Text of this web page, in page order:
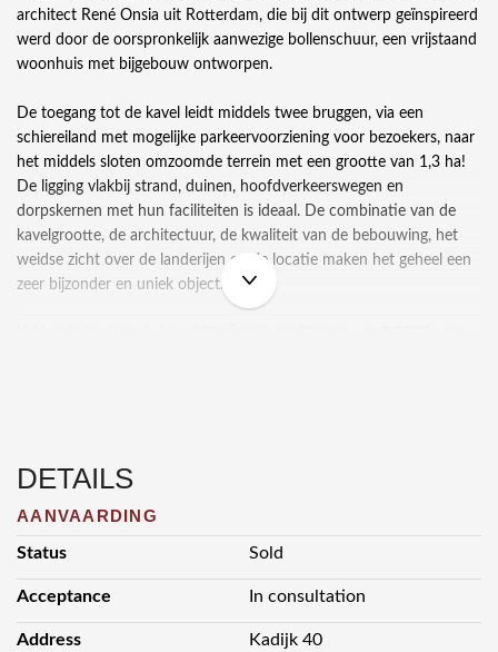
architect René Onsia uit Rotterdam, die bij dit ontwerp geïnspireerd
werd door de oorspronkelijk aanwezige bollenschuur, een vrijstaand
woonhuis met bijgebouw ontworpen.
De toegang tot de kavel leidt middels twee bruggen, via een
schiereiland met mogelijke parkeervoorziening voor bezoekers, naar
het middels sloten omzoomde terrein met een grootte van 1,3 ha!
De ligging vlakbij strand, duinen, hoofdverkeerswegen en
dorpskernen met hun faciliteiten is ideaal. De combinatie van de
kavelgrootte, de architectuur, de kwaliteit van de bebouwing, het
weidse zicht over de landerijen en de locatie maken het geheel een
zeer bijzonder en uniek object.
bijkeuken 10m² met aansluiting wasmachine, -droger en 2e entree,
vaste trap, woonkamer 56m², trap naar …..
1e verdieping: Overloop 10m² met vide, wc met fonteintje,
slaapkamer (1) 20m², slaapkamer (2) 22m², badkamer met bad,
DETAILS
AANVAARDING
Status Sold
Acceptance In consultation
Address Kadijk 40